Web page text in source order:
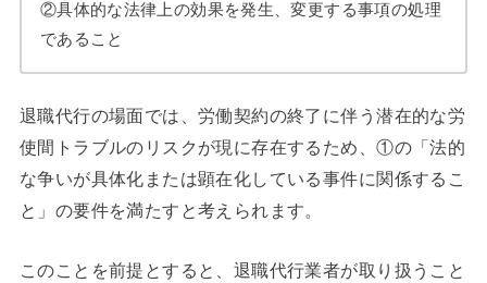
②具体的な法律上の効果を発生、変更する事項の処理
であること
退職代行の場面では、労働契約の終了に伴う潜在的な労
使間トラブルのリスクが現に存在するため、①の「法的
な争いが具体化または顕在化している事件に関係するこ
と」の要件を満たすと考えられます。
このことを前提とすると、退職代行業者が取り扱うこと